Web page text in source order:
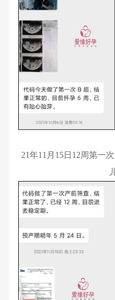
21年11月15日12周第一